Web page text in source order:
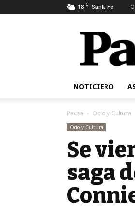
18 C Santa Fe
Pausa
NOTICIERO
Pausa Ocio y Cultura
Ocio y Cultura
Se
saga